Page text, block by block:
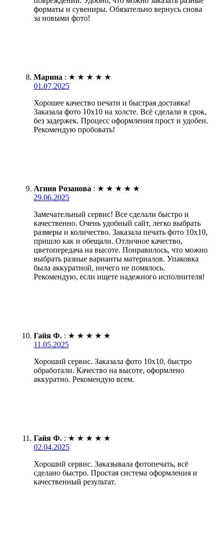
форматы и сувениры. Обязательно вернусь снова
за новыми фото!
Марина : ★ ★ ★ ★ ★
01.07.2025
Хорошее качество печати и быстрая доставка!
Заказала фото 10х10 на холсте. Всё сделали в срок,
без задержек. Процесс оформления прост и удобен.
Рекомендую пробовать!
Агния Розанова : ★ ★ ★ ★ ★
29.06.2025
Замечательный сервис! Все сделали быстро и
качественно. Очень удобный сайт, легко выбрать
размеры и количество. Заказала печать фото 10х10,
пришло как и обещали. Отличное качество,
цветопередача на высоте. Понравилось, что можно
выбрать разные варианты материалов. Упаковка
была аккуратной, ничего не помялось.
Рекомендую, если ищете надежного исполнителя!
Гайя Ф. : ★ ★ ★ ★ ★
11.05.2025
Хороший сервис. Заказала фото 10х10, быстро
обработали. Качество на высоте, оформлено
аккуратно. Рекомендую всем.
Гайя Ф. : ★ ★ ★ ★ ★
02.04.2025
Хороший сервис. Заказывала фотопечать, всё
сделано быстро. Простая система оформления и
качественный результат.